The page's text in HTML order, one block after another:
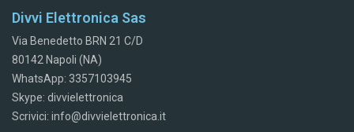
Divvi Elettronica Sas
Via Benedetto BRN 21 C/D
80142 Napoli (NA)
WhatsApp: 3357103945
Skype: divvielettronica
Scrivici: info@divvielettronica.it